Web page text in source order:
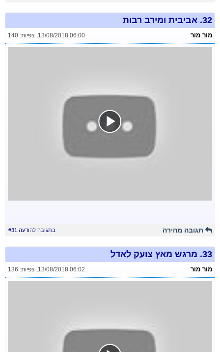
32. אביבית ומירב רבות
מור מור 13/08/2018 06:00
, צפיות: 140
תגובה מהירה בתגובה להודעה #31
33. מרגש מאץ צועק לאדל
מור מור 13/08/2018 06:02
, צפיות: 136